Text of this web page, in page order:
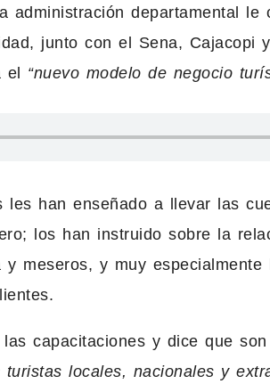
administración departamental
junto con el Sena, Cajacopi
el “nuevo modelo de negocio
les han enseñado a llevar las
los han instruido sobre la
meseros, y muy
capacitaciones y dice que
locales, nacionales y